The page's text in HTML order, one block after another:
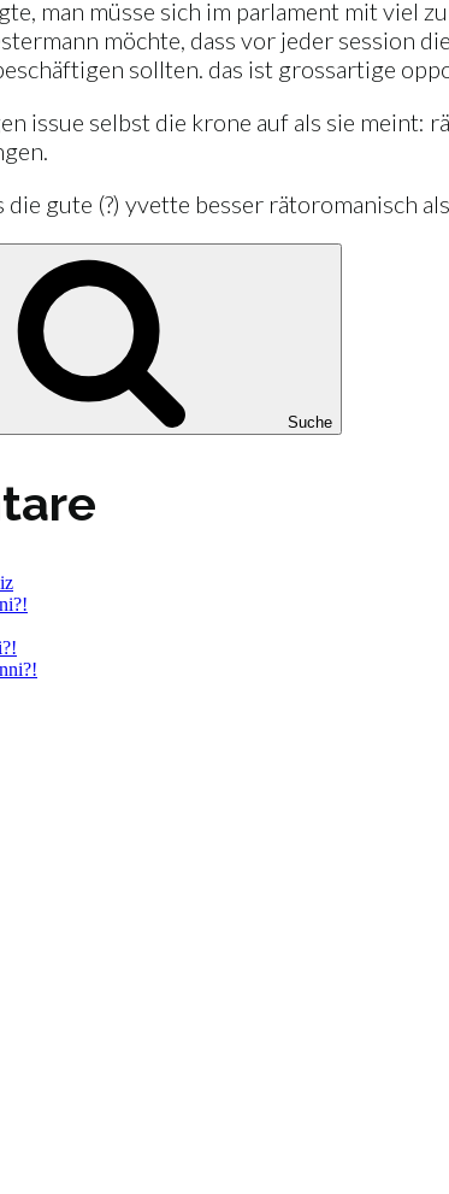
man müsse sich im parlament mit viel
möchte, dass vor jeder session
sollten. das ist grossartige
issue selbst die krone auf als sie meint:
gute (?) yvette besser rätoromanisch
Suche